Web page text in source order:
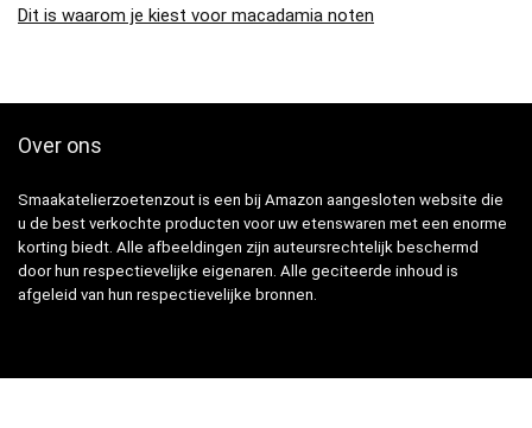
Dit is waarom je kiest voor macadamia noten
Over ons
Smaakatelierzoetenzout is een bij Amazon aangesloten website die
u de best verkochte producten voor uw etenswaren met een enorme
korting biedt. Alle afbeeldingen zijn auteursrechtelijk beschermd
door hun respectievelijke eigenaren. Alle geciteerde inhoud is
afgeleid van hun respectievelijke bronnen.